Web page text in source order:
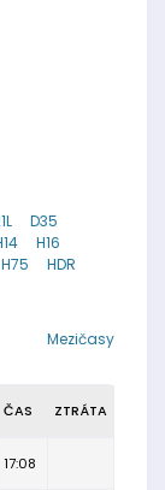
D35
H16
H75
HDR
Mezičasy
ČAS ZTRÁTA
17:08